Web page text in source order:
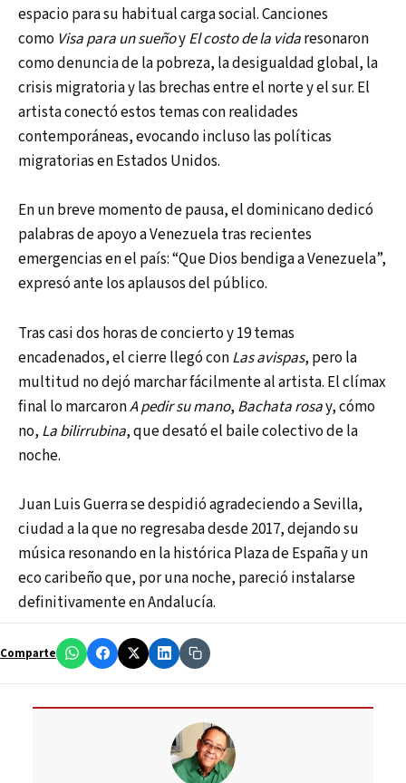
espacio para su habitual carga social. Canciones
como Visa para un sueñoyEl costo de la vidaresonaron
como denuncia de la pobreza, la desigualdad global, la
crisis migratoria y las brechas entre el norte y el sur. El
artista conectó estos temas con realidades
contemporáneas, evocando incluso las políticas
migratorias en Estados Unidos.
En un breve momento de pausa, el dominicano dedicó
palabras de apoyo a Venezuela tras recientes
emergencias en el país: “Que Dios bendiga a Venezuela”,
expresó ante los aplausos del público.
Tras casi dos horas de concierto y 19 temas
encadenados, el cierre llegó conLas avispas, pero la
multitud no dejó marchar fácilmente al artista. El clímax
final lo marcaronA pedir su mano, Bachata rosay, cómo
no, La bilirrubina, que desató el baile colectivo de la
noche.
Juan Luis Guerra se despidió agradeciendo a Sevilla,
ciudad a la que no regresaba desde 2017, dejando su
música resonando en la histórica Plaza de España y un
eco caribeño que, por una noche, pareció instalarse
definitivamente en Andalucía.
Comparte